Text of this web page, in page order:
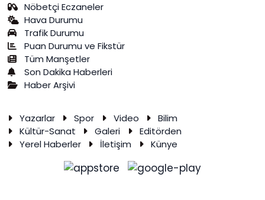
Nöbetçi Eczaneler
Hava Durumu
Trafik Durumu
Puan Durumu ve Fikstür
Tüm Manşetler
Son Dakika Haberleri
Haber Arşivi
Yazarlar Spor Video
Bilim
Kültür-Sanat
Galeri
Editörden
Yerel Haberler
İletişim Künye